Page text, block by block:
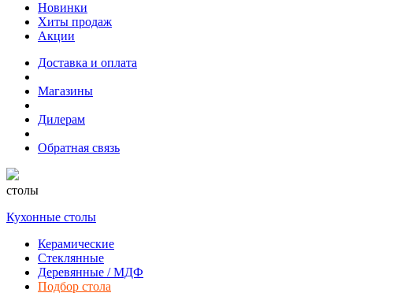
Новинки
Хиты продаж
Акции
Доставка и оплата
Магазины
Дилерам
Обратная связь
столы
Кухонные столы
Керамические
Стеклянные
Деревянные / МДФ
Подбор стола